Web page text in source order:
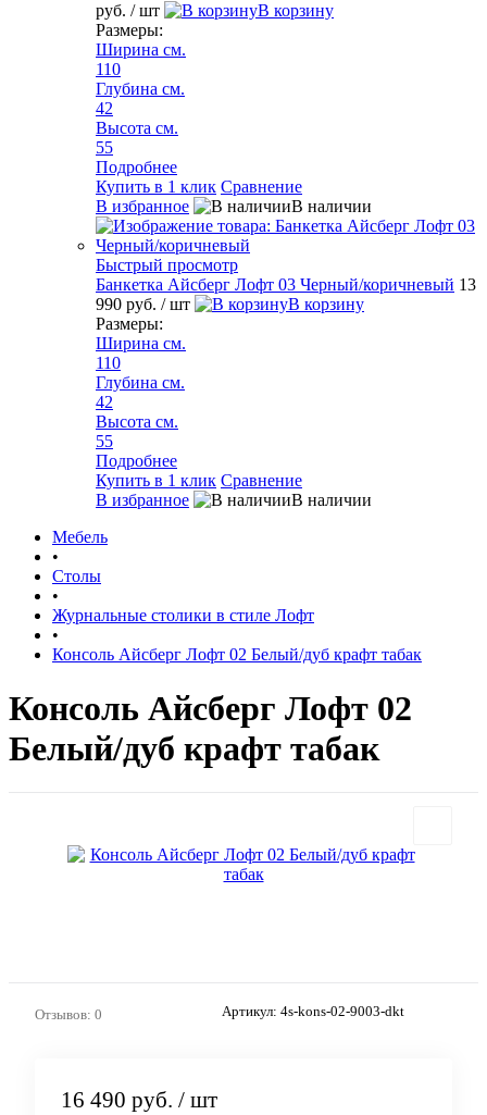
руб. / шт
В корзину
Размеры:
Ширина см.
110
Глубина см.
42
Высота см.
55
Подробнее
Купить в 1 клик Сравнение
В избранное
В наличии
Быстрый просмотр
Банкетка Айсберг Лофт 03 Черный/коричневый 13
990 руб. / шт
В корзину
Размеры:
Ширина см.
110
Глубина см.
42
Высота см.
55
Подробнее
Купить в 1 клик Сравнение
В избранное
В наличии
Мебель
•
Столы
•
Журнальные столики в стиле Лофт
•
Консоль Айсберг Лофт 02 Белый/дуб крафт табак
Консоль Айсберг Лофт 02
Белый/дуб крафт табак
Отзывов: 0 Артикул: 4s-kons-02-9003-dkt
16 490 руб. / шт